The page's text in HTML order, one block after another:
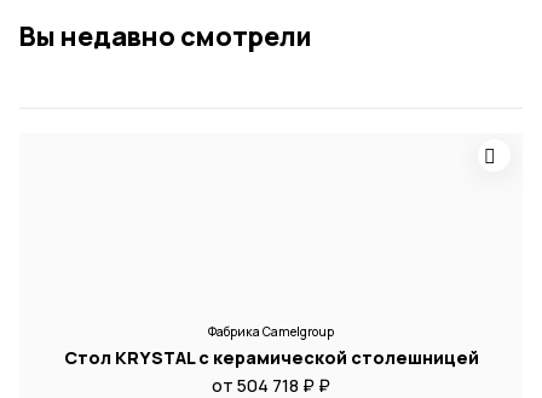
Вы недавно смотрели
Фабрика Camelgroup
Стол KRYSTAL с керамической столешницей
от 504 718 ₽ ₽